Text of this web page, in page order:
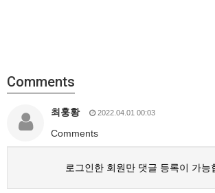
Comments
최훙황 2022.04.01 00:03
Comments
로그인한 회원만 댓글 등록이 가능